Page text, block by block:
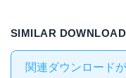
SIMILAR
関連ダウンロード